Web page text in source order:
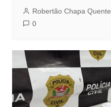
Robertão Chapa Quente
0